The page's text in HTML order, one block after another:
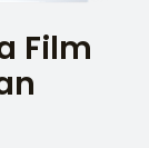
Film